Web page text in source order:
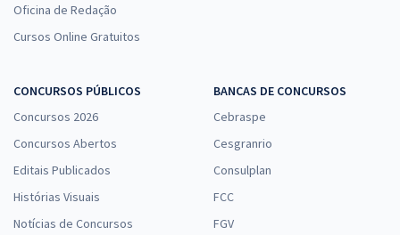
Oficina de Redação
Cursos Online Gratuitos
CONCURSOS PÚBLICOS
Concursos 2026
Concursos Abertos
Editais Publicados
Histórias Visuais
Notícias de Concursos
BANCAS DE CONCURSOS
Cebraspe
Cesgranrio
Consulplan
FCC
FGV